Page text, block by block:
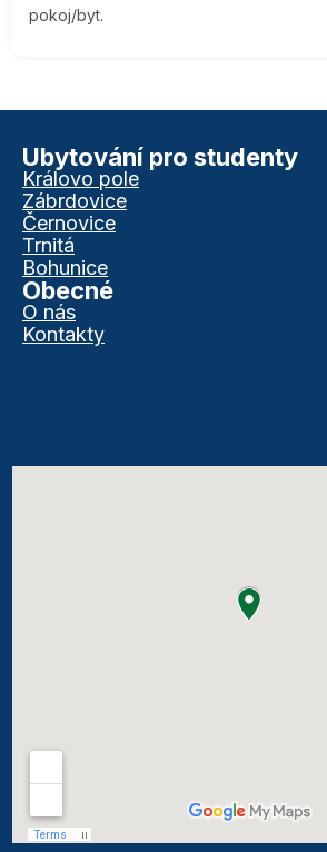
pokoj/byt.
Ubytování pro studenty
Královo pole
Zábrdovice
Černovice
Trnitá
Bohunice
Obecné
O nás
Kontakty